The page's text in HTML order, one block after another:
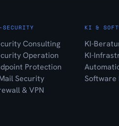
Consulting
Operation
Protection
Security
& VPN
KI &
KI-
KI-
Software